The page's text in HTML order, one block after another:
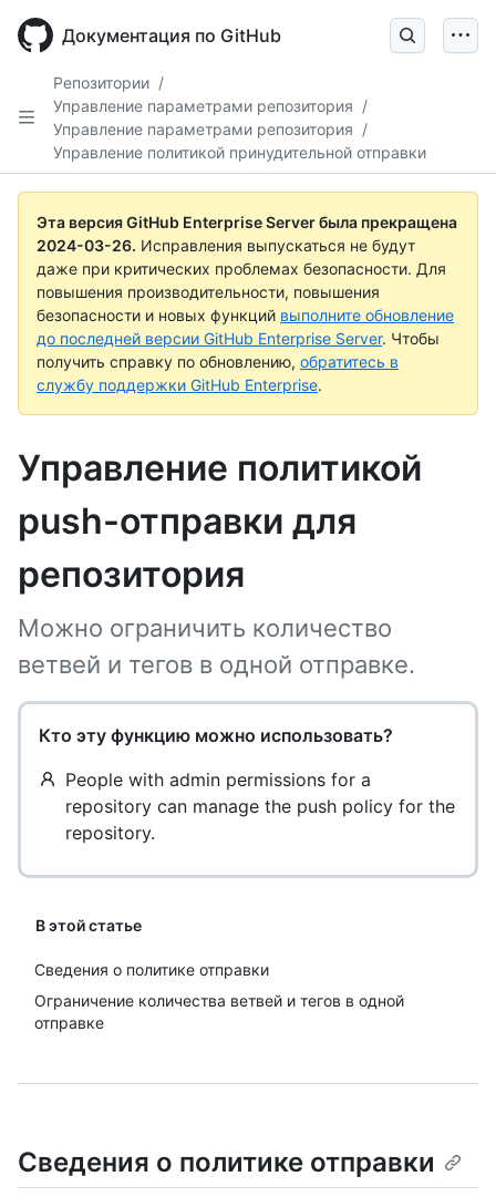
main
Документация по GitHub
Репозитории /
Управление параметрами репозитория /
Управление параметрами репозитория /
Управление политикой принудительной отправки
Эта версия GitHub Enterprise Server была прекращена
2024-03-26. Исправления выпускаться не будут
даже при критических проблемах безопасности. Для
повышения производительности, повышения
безопасности и новых функций выполните обновление
до последней версии GitHub Enterprise Server. Чтобы
получить справку по обновлению, обратитесь в
службу поддержки GitHub Enterprise.
Управление политикой
push-отправки для
репозитория
Можно ограничить количество
ветвей и тегов в одной отправке.
Кто эту функцию можно использовать?
People with admin permissions for a
repository can manage the push policy for the
repository.
В этой статье
Сведения о политике отправки
Ограничение количества ветвей и тегов в одной
отправке
Сведения о политике отправки